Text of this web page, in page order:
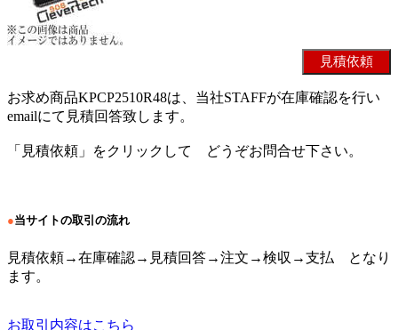
お求め商品KPCP2510R48は、当社STAFFが在庫確認を行い
emailにて見積回答致します。
「見積依頼」をクリックして どうぞお問合せ下さい。
●当サイトの取引の流れ
見積依頼→在庫確認→見積回答→注文→検収→支払 となり
ます。
お取引内容はこちら